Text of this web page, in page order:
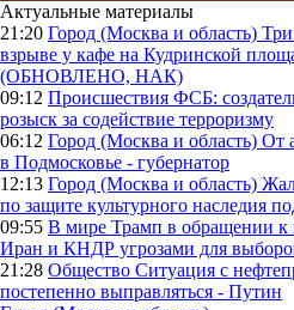
Актуальные материалы
21:20 Город (Москва и область)
взрыве у кафе на Кудринской
(ОБНОВЛЕНО, НАК)
09:12 Происшествия ФСБ:
розыск за содействие терроризму
06:12 Город (Москва и область) От
в Подмосковье - губернатор
12:13 Город (Москва и область)
по защите культурного наследия
09:55 В мире Трамп в обращении
Иран и КНДР угрозами для
21:28 Общество Ситуация с
постепенно выправляться - Путин